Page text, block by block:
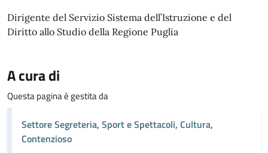
Dirigente del Servizio Sistema dell’Istruzione e del
Diritto allo Studio della Regione Puglia
A cura di
Questa pagina è gestita da
Settore Segreteria, Sport e Spettacoli, Cultura,
Contenzioso